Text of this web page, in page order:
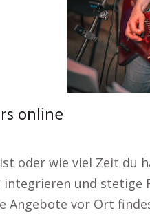
online
oder wie viel Zeit
und
Angebote vor Ort